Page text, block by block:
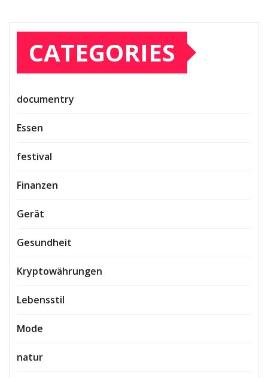
CATEGORIES
documentry
Essen
festival
Finanzen
Gerät
Gesundheit
Kryptowährungen
Lebensstil
Mode
natur